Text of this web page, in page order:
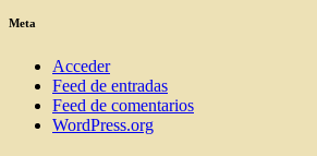
BLOG
Meta
Acceder
Feed de entradas
Feed de comentarios
WordPress.org